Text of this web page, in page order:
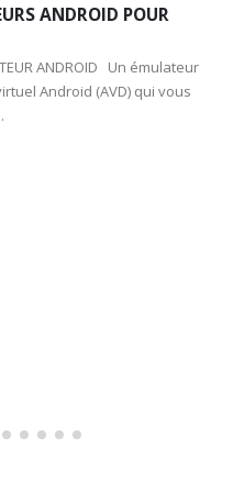
ANDROID POUR
ANDROID Un émulateur
Android (AVD) qui vous